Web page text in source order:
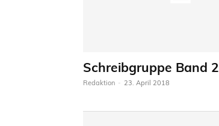
Schreibgruppe Band 2
Redaktion - 23. April 2018